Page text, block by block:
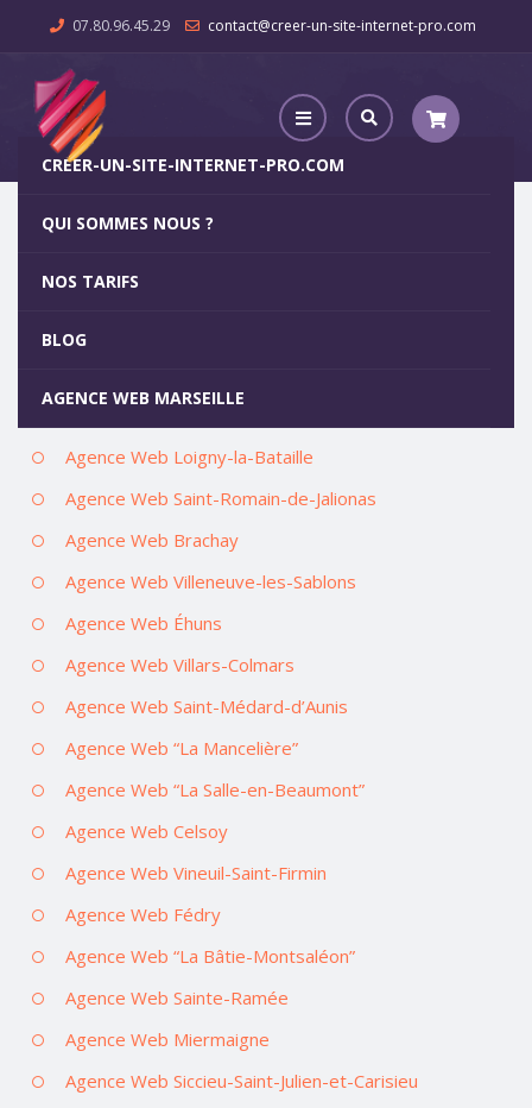
07.80.96.45.29 contact@creer-un-site-internet-pro.com
CREER-UN-SITE-INTERNET-PRO.COM
QUI SOMMES NOUS ?
NOS TARIFS
BLOG
AGENCE WEB MARSEILLE
Product Estimate Edit
Agence Web Loigny-la-Bataille
Agence Web Saint-Romain-de-Jalionas
Agence Web Brachay
Agence Web Villeneuve-les-Sablons
Agence Web Éhuns
Agence Web Villars-Colmars
Agence Web Saint-Médard-d’Aunis
Agence Web “La Mancelière”
Agence Web “La Salle-en-Beaumont”
Agence Web Celsoy
Agence Web Vineuil-Saint-Firmin
Agence Web Fédry
Agence Web “La Bâtie-Montsaléon”
Agence Web Sainte-Ramée
Agence Web Miermaigne
Agence Web Siccieu-Saint-Julien-et-Carisieu